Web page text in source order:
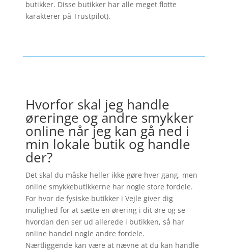
butikker. Disse butikker har alle meget flotte
karakterer på Trustpilot).
Hvorfor skal jeg handle
øreringe og andre smykker
online når jeg kan gå ned i
min lokale butik og handle
der?
Det skal du måske heller ikke gøre hver gang, men
online smykkebutikkerne har nogle store fordele.
For hvor de fysiske butikker i Vejle giver dig
mulighed for at sætte en ørering i dit øre og se
hvordan den ser ud allerede i butikken, så har
online handel nogle andre fordele.
Nærtliggende kan være at nævne at du kan handle